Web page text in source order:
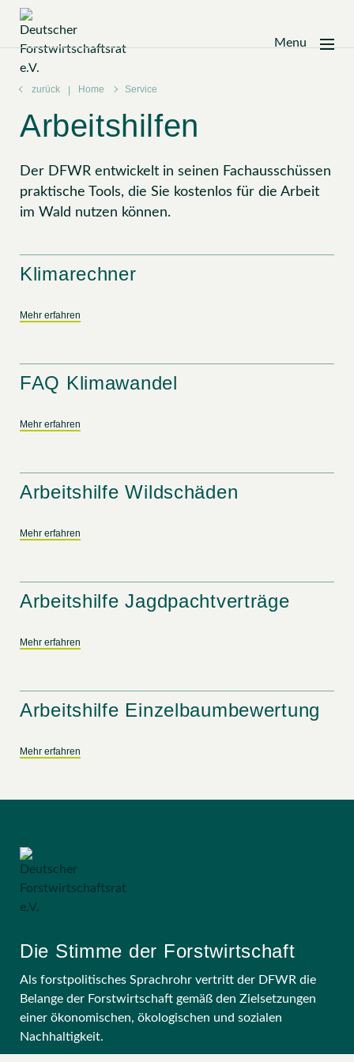
Zum
Inhalt
springen
Menu
zurück Home Service
Arbeitshilfen
Der DFWR entwickelt in seinen Fachausschüssen
praktische Tools, die Sie kostenlos für die Arbeit
im Wald nutzen können.
Klimarechner
Mehr erfahren
FAQ Klimawandel
Mehr erfahren
Arbeitshilfe Wildschäden
Mehr erfahren
Arbeitshilfe Jagdpachtverträge
Mehr erfahren
Arbeitshilfe Einzelbaumbewertung
Mehr erfahren
Die Stimme der Forstwirtschaft
Als forstpolitisches Sprachrohr vertritt der DFWR die
Belange der Forstwirtschaft gemäß den Zielsetzungen
einer ökonomischen, ökologischen und sozialen
Nachhaltigkeit.